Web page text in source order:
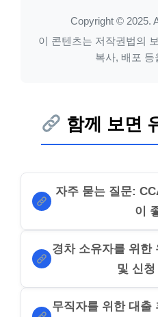
Copyright © 2025.
이 콘텐츠는 저작권법의
복사, 배포 등
함께 보면
자주 묻는 질문:
이
경차 소유자를 위한
및 신청
무직자를 위한 대출